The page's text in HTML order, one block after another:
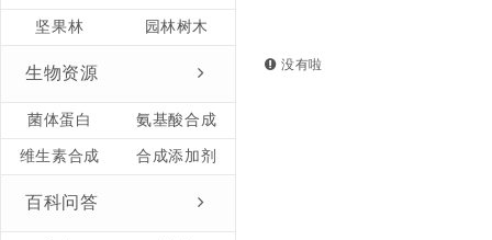
坚果林 园林树木
生物资源
菌体蛋白 氨基酸合成
维生素合成 合成添加剂
百科问答
没有啦